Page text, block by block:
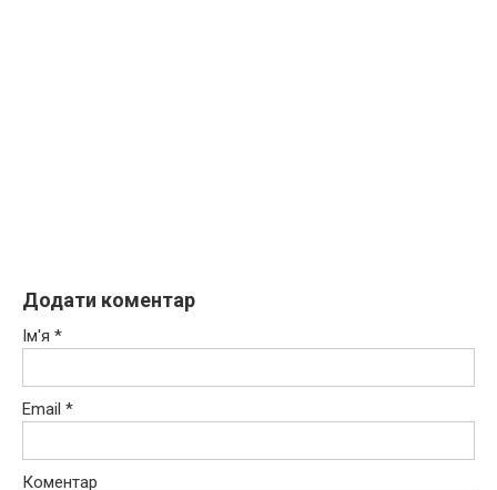
Додати коментар
Ім'я *
Email *
Коментар